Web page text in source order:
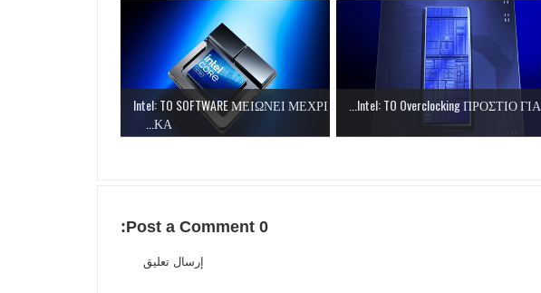
Intel: TO SOFTWARE ΜΕΙΩΝΕΙ ΜΕΧΡΙ
ΚΑ...
Intel: TO Overclocking ΠΡΟΣΤΙΟ ΓΙΑ...
0 Post a Comment:
إرسال تعليق